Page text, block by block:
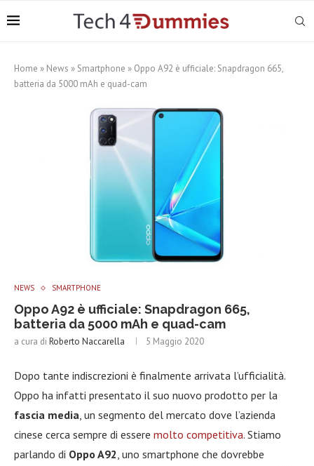
Home » News » Smartphone » Oppo A92 è ufficiale: Snapdragon 665,
batteria da 5000 mAh e quad-cam
NEWS SMARTPHONE
Oppo A92 è ufficiale: Snapdragon 665,
batteria da 5000 mAh e quad-cam
a cura di Roberto Naccarella 5 Maggio 2020
Dopo tante indiscrezioni è finalmente arrivata l’ufficialità.
Oppo ha infatti presentato il suo nuovo prodotto per la
fascia media, un segmento del mercato dove l’azienda
cinese cerca sempre di essere molto competitiva. Stiamo
parlando di Oppo A92, uno smartphone che dovrebbe